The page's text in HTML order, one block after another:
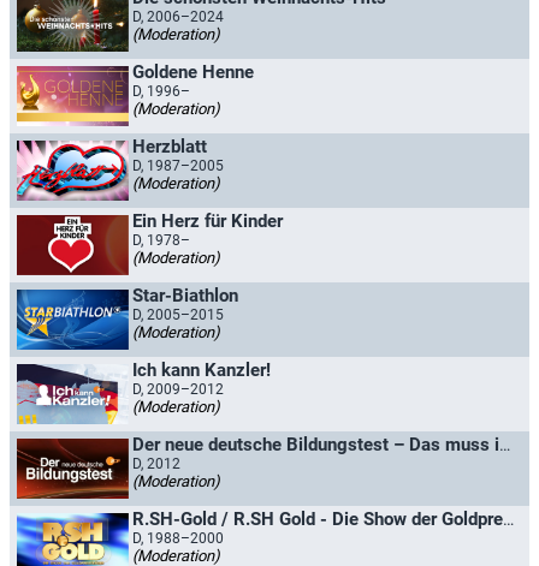
D, 2006–2024
(Moderation)
Goldene Henne
D, 1996–
(Moderation)
Herzblatt
D, 1987–2005
(Moderation)
Ein Herz für Kinder
D, 1978–
(Moderation)
Star-Biathlon
D, 2005–2015
(Moderation)
Ich kann Kanzler!
D, 2009–2012
(Moderation)
Der neue deutsche Bildungstest – Das muss ich heute wissen!
D, 2012
(Moderation)
R.SH-Gold / R.SH Gold - Die Show der Goldpreisträger
D, 1988–2000
(Moderation)